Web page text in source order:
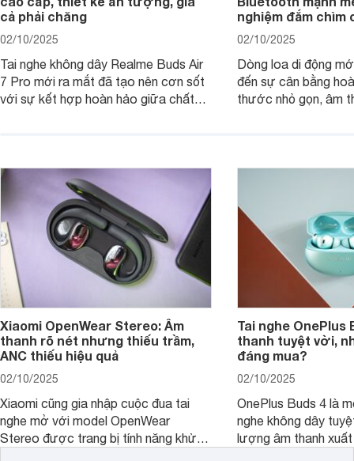
cả phải chăng
02/10/2025
Tai nghe không dây Realme Buds Air
7 Pro mới ra mắt đã tạo nên cơn sốt
với sự kết hợp hoàn hảo giữa chất
nghiệm đắm chìm
02/10/2025
Dòng loa di động
đến sự cân bằng
thước nhỏ gọn, âm
Xiaomi OpenWear Stereo: Âm
thanh rõ nét nhưng thiếu trầm,
ANC thiếu hiệu quả
02/10/2025
Xiaomi cũng gia nhập cuộc đua tai
nghe mở với model OpenWear
Stereo được trang bị tính năng khử
Tai nghe OnePlus
thanh tuyệt vời,
đáng mua?
02/10/2025
OnePlus Buds 4 là
nghe không dây
lượng âm thanh